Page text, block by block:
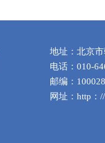
地址：北京
电话：010-
邮编：100028
网址：http：